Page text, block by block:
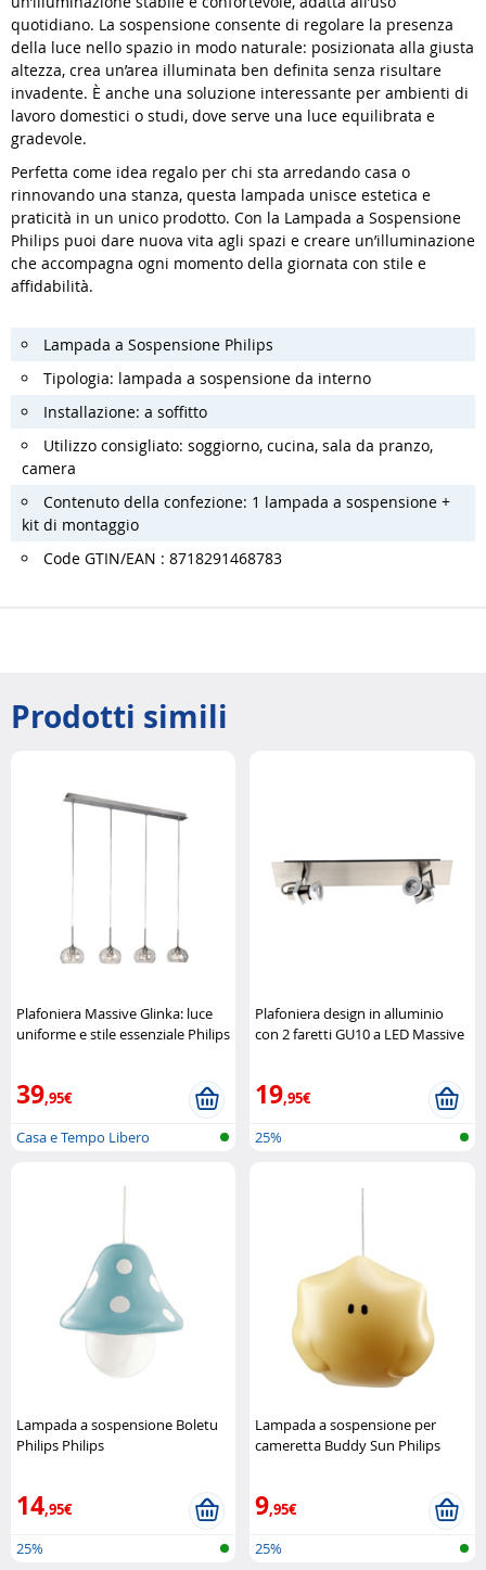
quotidiano. La sospensione consente di regolare la presenza
della luce nello spazio in modo naturale: posizionata alla giusta
altezza, crea un’area illuminata ben definita senza risultare
invadente. È anche una soluzione interessante per ambienti di
lavoro domestici o studi, dove serve una luce equilibrata e
gradevole.
Perfetta come idea regalo per chi sta arredando casa o
rinnovando una stanza, questa lampada unisce estetica e
praticità in un unico prodotto. Con la Lampada a Sospensione
Philips puoi dare nuova vita agli spazi e creare un’illuminazione
che accompagna ogni momento della giornata con stile e
affidabilità.
Lampada a Sospensione Philips
Tipologia: lampada a sospensione da interno
Installazione: a soffitto
Utilizzo consigliato: soggiorno, cucina, sala da pranzo,
camera
Contenuto della confezione: 1 lampada a sospensione +
kit di montaggio
Code GTIN/EAN : 8718291468783
Prodotti simili
Plafoniera Massive Glinka: luce
uniforme e stile essenziale Philips
39,95€
Casa e Tempo Libero
Plafoniera design in alluminio
con 2 faretti GU10 a LED Massive
19,95€
25%
Lampada a sospensione Boletu
Philips Philips
14,95€
25%
Lampada a sospensione per
cameretta Buddy Sun Philips
9,95€
25%